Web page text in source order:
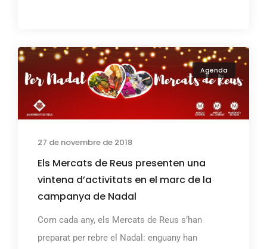
Agenda
27 de novembre de 2018
Els Mercats de Reus presenten una
vintena d’activitats en el marc de la
campanya de Nadal
Com cada any, els Mercats de Reus s’han
preparat per rebre el Nadal: enguany han